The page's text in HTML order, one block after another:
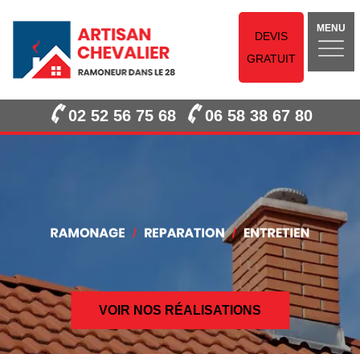
DEVIS
GRATUIT
MENU
02 52 56 75 68 06 58 38 67 80
VOIR NOS RÉALISATIONS